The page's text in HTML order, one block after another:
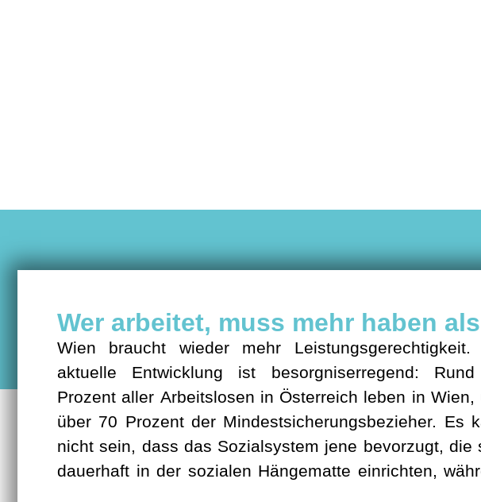
Wer arbeitet, muss mehr haben
Wien braucht wieder mehr Leistungsgerechtigkeit.
aktuelle Entwicklung ist besorgniserregend:
Prozent aller Arbeitslosen in Österreich leben in Wien,
über 70 Prozent der Mindestsicherungsbezieher. Es
nicht sein, dass das Sozialsystem jene bevorzugt, die
dauerhaft in der sozialen Hängematte einrichten,
arbeitende Menschen kaum über die Runden
treten klar dafür ein: Wer arbeitet, soll davon auch
können, und zwar besser als jemand, der dauerhaft